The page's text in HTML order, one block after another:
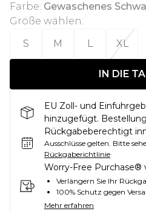
Farbe: Gewaschenes
Größe wählen:
S
M L XL
IN DIE
EU Zoll- und
hinzugefügt.
Rückgabeberechtigt
Ausschlüsse gelten. Bitte
Rückgaberichtlinie
Worry-Free Purchase®
Verlängern Sie Ihr
100% Schutz gegen
Mehr erfahren